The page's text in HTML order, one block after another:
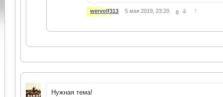
wervolf313 5 мая 2019, 23:20 0 ↑
Нужная тема!